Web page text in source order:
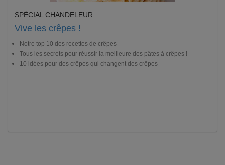
SPÉCIAL CHANDELEUR
Vive les crêpes !
Notre top 10 des recettes de crêpes
Tous les secrets pour réussir la meilleure des pâtes à crêpes !
10 idées pour des crêpes qui changent des crêpes